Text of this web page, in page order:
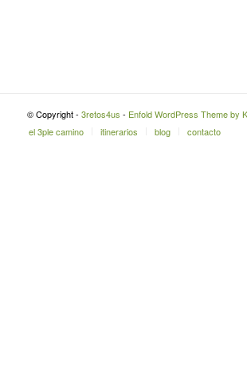
© Copyright - 3retos4us - Enfold WordPress Theme by
el 3ple camino
itinerarios blog contacto